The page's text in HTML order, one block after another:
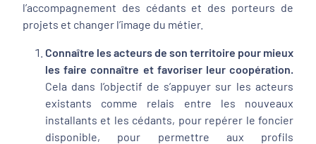
l’accompagnement des cédants et des porteurs de
projets et changer l’image du métier.
Connaître les acteurs de son territoire pour mieux
les faire connaître et favoriser leur coopération.
Cela dans l’objectif de s’appuyer sur les acteurs
existants comme relais entre les nouveaux
installants et les cédants, pour repérer le foncier
disponible, pour permettre aux profils